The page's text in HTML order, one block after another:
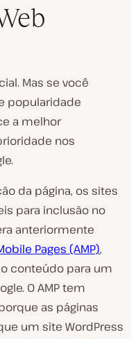
Mas se você
popularidade
a melhor
nos
da página, os sites
para inclusão no
anteriormente
Pages (AMP),
conteúdo para um
O AMP tem
as páginas
um site WordPress